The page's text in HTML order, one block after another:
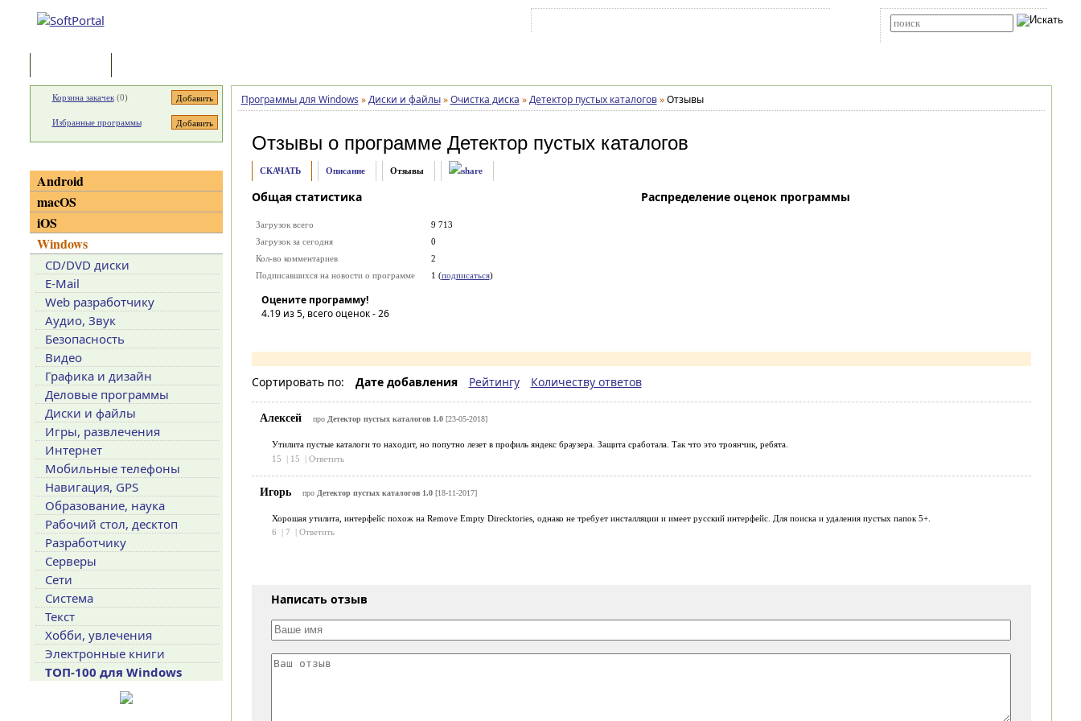
Программы для Windows » Диски и файлы » Очистка диска » Детектор пустых каталогов » Отзывы
Отзывы о программе Детектор пустых каталогов
СКАЧАТЬ Описание Отзывы
Общая статистика
Загрузок всего
9 713
Загрузок за сегодня
0
Кол-во комментариев
2
Подписавшихся на новости о программе
1 (подписаться)
Оцените программу!
4.19из 5, всего оценок -26
Распределение оценок программы
Сортировать по: Дате добавления Рейтингу Количеству ответов
Алексей про Детектор пустых каталогов 1.0[23-05-2018]
Утилита пустые каталоги то находит, но попутно лезет в профиль яндекс браузера. Защита сработала. Так что это троянчик, ребята.
15
| 15 | Ответить
Игорь про Детектор пустых каталогов 1.0[18-11-2017]
Хорошая утилита, интерфейс похож на Remove Empty Direcktories, однако не требует инсталляции и имеет русский интерфейс. Для поиска и удаления пустых папок 5+.
6
| 7 | Ответить
Написать отзыв
Корзина закачек(0)
Избранные программы
Android
macOS
iOS
Windows
CD/DVD диски
E-Mail
Web разработчику
Аудио, Звук
Безопасность
Видео
Графика и дизайн
Деловые программы
Диски и файлы
Игры, развлечения
Интернет
Мобильные телефоны
Навигация, GPS
Образование, наука
Рабочий стол, десктоп
Разработчику
Серверы
Сети
Система
Текст
Хобби, увлечения
Электронные книги
ТОП-100 для Windows